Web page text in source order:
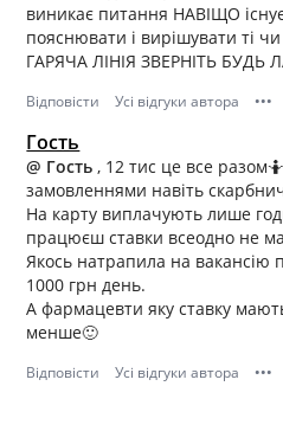
виникає питання НАВІЩО
пояснювати і вирішувати ті
ГАРЯЧА ЛІНІЯ ЗВЕРНІТЬ БУДЬ
Відповісти Усі відгуки автора •••
Гость
@ Гость, 12 тис це все
замовленнями навіть
На карту виплачують лише
працюєш ставки всеодно не
Якось натрапила на вакансію
1000 грн день.
А фармацевти яку ставку
менше🙂
Відповісти Усі відгуки автора •••